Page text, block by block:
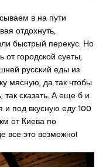
в на пути
отдохнуть,
быстрый перекус. Но
от городской суеты,
русский еды из
мясную, да так чтобы
сказать. А еще б и
и под вкусную еду 100
от Киева по
все это возможно!